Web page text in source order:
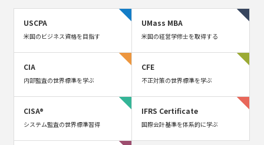
USCPA
米国のビジネス資格を目指す
UMass MBA
米国の経営学修士を取得する
CIA
内部監査の世界標準を学ぶ
CFE
不正対策の世界標準を学ぶ
CISA®
システム監査の世界標準習得
IFRS Certificate
国際会計基準を体系的に学ぶ